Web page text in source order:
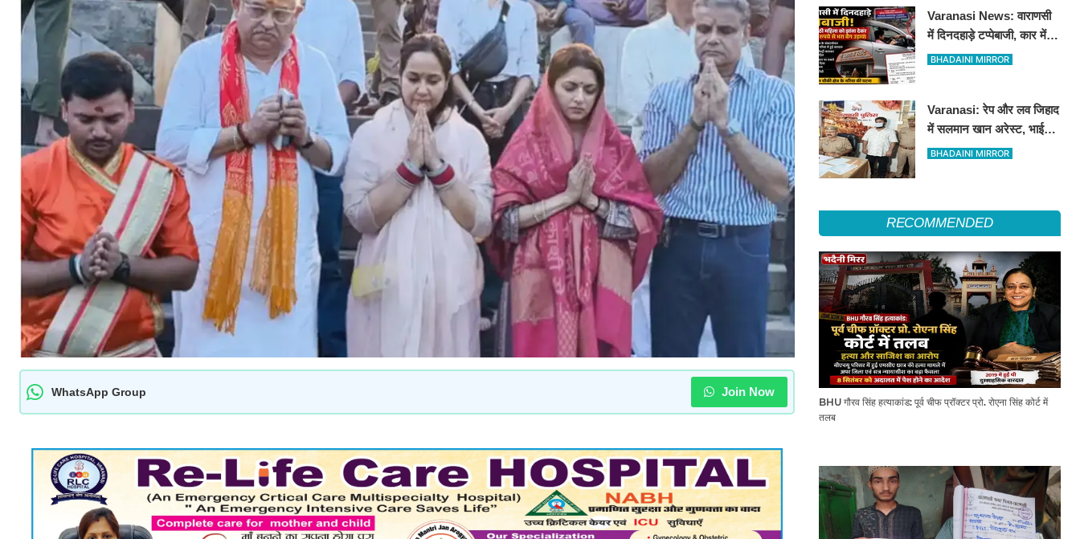
WhatsApp Group Join Now
Varanasi News: वाराणसी
में दिनदहाड़े टप्पेबाजी, कार में
बैठी महिला को झांसा देकर 5
BHADAINI MIRROR
Varanasi: रेप और लव जिहाद
में सलमान खान अरेस्ट, भाई
शाहरुख खान की तलाश
BHADAINI MIRROR
RECOMMENDED
BHU गौरव सिंह हत्याकांड: पूर्व चीफ प्रॉक्टर प्रो. रोएना सिंह कोर्ट में
तलब